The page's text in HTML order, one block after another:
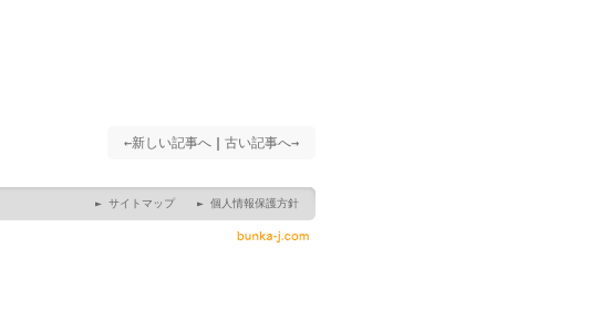
←新しい記事へ
古い記事へ→
► 個人情報保護方針
► サイトマップ